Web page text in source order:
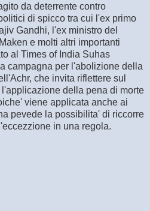
da deterrente contro
di spicco tra cui l'ex primo
Gandhi, l'ex ministro del
e molti altri importanti
al Times of India Suhas
campagna per l'abolizione della
che invita riflettere sul
della pena di morte
viene applicata anche ai
pevede la possibilita' di riccorre
in una regola.